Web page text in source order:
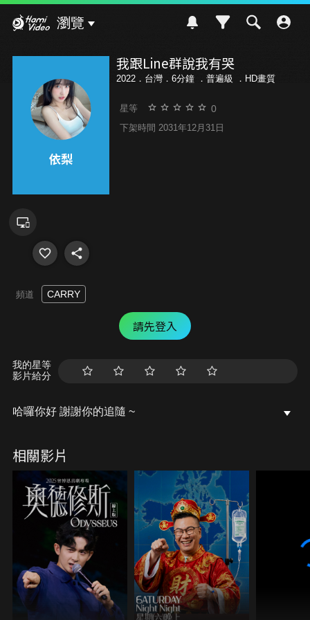
瀏覽
我跟Line群說我有哭
2022．台灣．6分鐘 ． 普遍級 ．HD畫質
星等 0
下架時間 2031年12月31日
頻道 CARRY
請先登入
我的星等
影片給分
哈囉你好 謝謝你的追隨 ~
相關影片